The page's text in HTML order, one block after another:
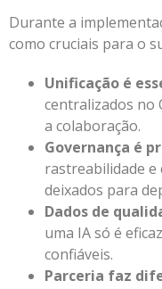
Durante a
como cruciais para o
Unificação é
centralizados no
a colaboração.
Governança é
rastreabilidade e
deixados para
Dados de
uma IA só é
confiáveis.
Parceria faz